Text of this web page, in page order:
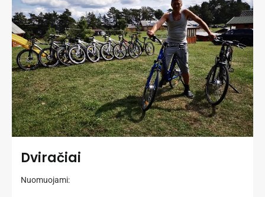
Dviračiai
Nuomuojami: